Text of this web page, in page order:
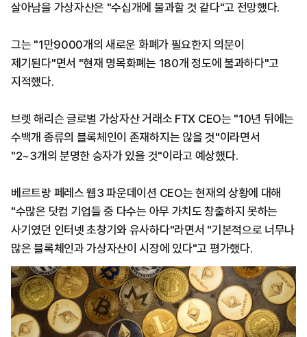
살아남을 가상자산은 "수십개에 불과할 것 같다"고 전망했다.
그는 "1만9000개의 새로운 화폐가 필요한지 의문이
제기된다"면서 "현재 명목화폐는 180개 정도에 불과하다"고
지적했다.
브렛 해리슨 글로벌 가상자산 거래소 FTX CEO는 "10년 뒤에는
수백개 종류의 블록체인이 존재하지는 않을 것"이라면서
"2~3개의 분명한 승자가 있을 것"이라고 예상했다.
베르트랑 페레스 웹3 파운데이션 CEO는 현재의 상황에 대해
"수많은 닷컴 기업들 중 다수는 아무 가치도 창출하지 못하는
사기였던 인터넷 초창기와 유사하다"라면서 "기본적으로 너무나
많은 블록체인과 가상자산이 시장에 있다"고 평가했다.